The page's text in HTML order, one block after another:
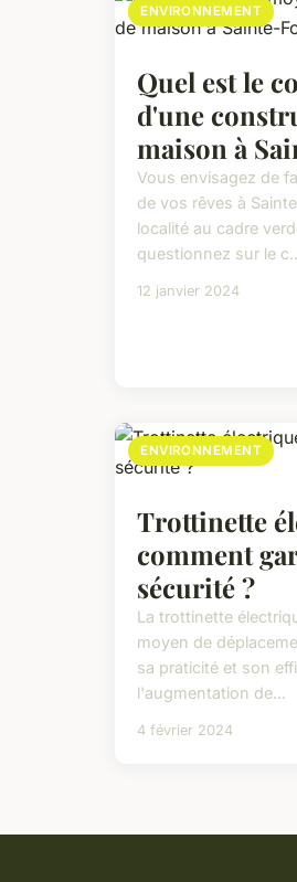
ENVIRONNEMENT
Quel est le
d'une
maison à
Vous envisagez de
de vos rêves à
localité au cadre
questionnez sur le
12 janvier 2024
ENVIRONNEMENT
Trottinette
comment
sécurité ?
La trottinette
moyen de
sa praticité et son
l'augmentation de...
4 février 2024